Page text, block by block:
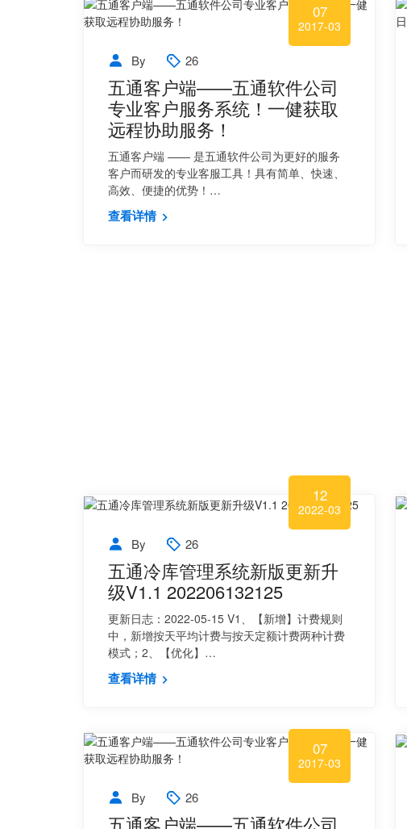
07
2017-03
By 26
五通客户端——五通软件公司
专业客户服务系统！一健获取
远程协助服务！
五通客户端 —— 是五通软件公司为更好的服务
客户而研发的专业客服工具！具有简单、快速、
高效、便捷的优势！…
查看详情
12
2022-03
By 26
五通冷库管理系统新版更新升
级V1.1 202206132125
更新日志：2022-05-15 V1、【新增】计费规则
中，新增按天平均计费与按天定额计费两种计费
模式；2、【优化】…
查看详情
07
2017-03
By 26
五通客户端——五通软件公司